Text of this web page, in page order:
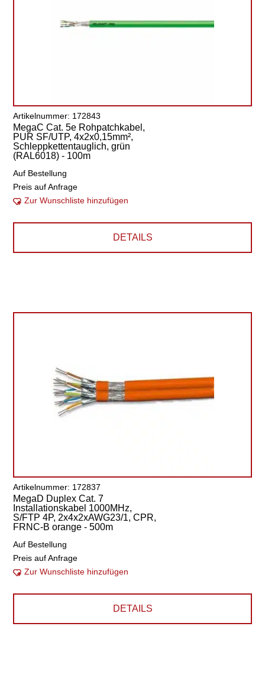
Artikelnummer: 172843
MegaC Cat. 5e Rohpatchkabel,
PUR SF/UTP, 4x2x0,15mm²,
Schleppkettentauglich, grün
(RAL6018) - 100m
Auf Bestellung
Preis auf Anfrage
Zur Wunschliste hinzufügen
DETAILS
Artikelnummer: 172837
MegaD Duplex Cat. 7
Installationskabel 1000MHz,
S/FTP 4P, 2x4x2xAWG23/1, CPR,
FRNC-B orange - 500m
Auf Bestellung
Preis auf Anfrage
Zur Wunschliste hinzufügen
DETAILS